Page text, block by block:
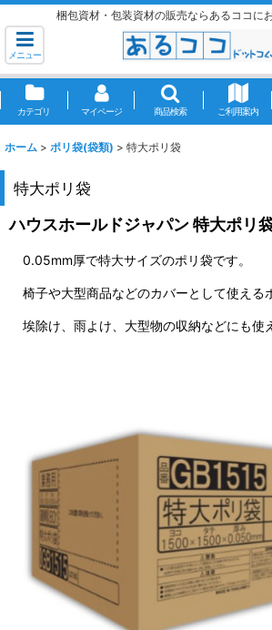
梱包資材・包装資材の販売ならあるココに
メニュー
カテゴリ マイページ 商品検索 ご利用案内
ホーム > ポリ袋(袋類) > 特大ポリ袋
特大ポリ袋
ハウスホールドジャパン 特大ポリ
0.05mm厚で特大サイズのポリ袋です。
椅子や大型商品などのカバーとして使える
埃除け、雨よけ、大型物の収納などにも使